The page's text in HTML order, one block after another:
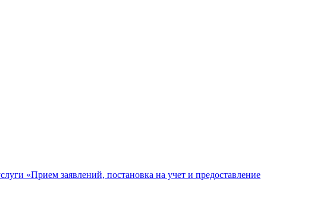
«Прием заявлений, постановка на учет и предоставление